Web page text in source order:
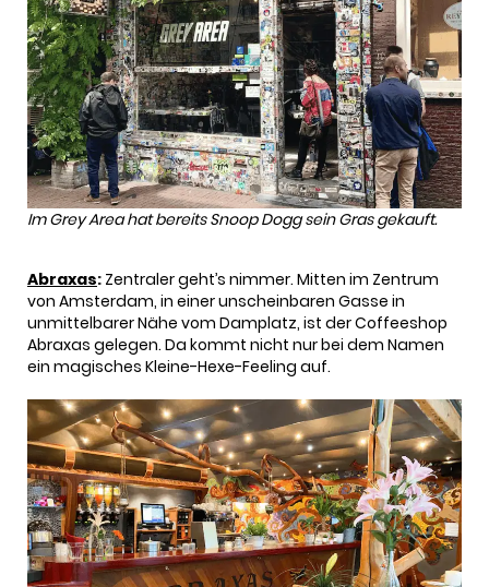
Im Grey Area hat bereits Snoop Dogg sein Gras gekauft.
Abraxas: Zentraler geht’s nimmer. Mitten im Zentrum
von Amsterdam, in einer unscheinbaren Gasse in
unmittelbarer Nähe vom Damplatz, ist der Coffeeshop
Abraxas gelegen. Da kommt nicht nur bei dem Namen
ein magisches Kleine-Hexe-Feeling auf.